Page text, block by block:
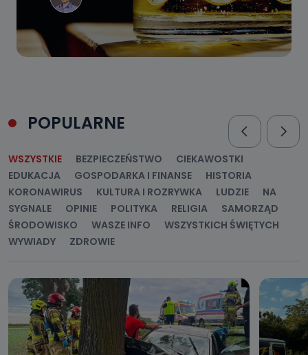
POPULARNE
WSZYSTKIE BEZPIECZEŃSTWO
CIEKAWOSTKI
EDUKACJA
GOSPODARKA I FINANSE
HISTORIA
KORONAWIRUS
KULTURA I ROZRYWKA LUDZIE
NA
SYGNALE
OPINIE POLITYKA RELIGIA
SAMORZĄD
ŚRODOWISKO
WASZE INFO
WSZYSTKICH ŚWIĘTYCH
WYWIADY
ZDROWIE